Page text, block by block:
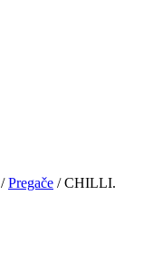
/Pregače / CHILLI.